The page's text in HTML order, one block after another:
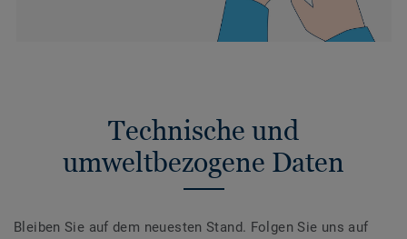
Technische und
umweltbezogene Daten
Bleiben Sie auf dem neuesten Stand. Folgen Sie uns auf